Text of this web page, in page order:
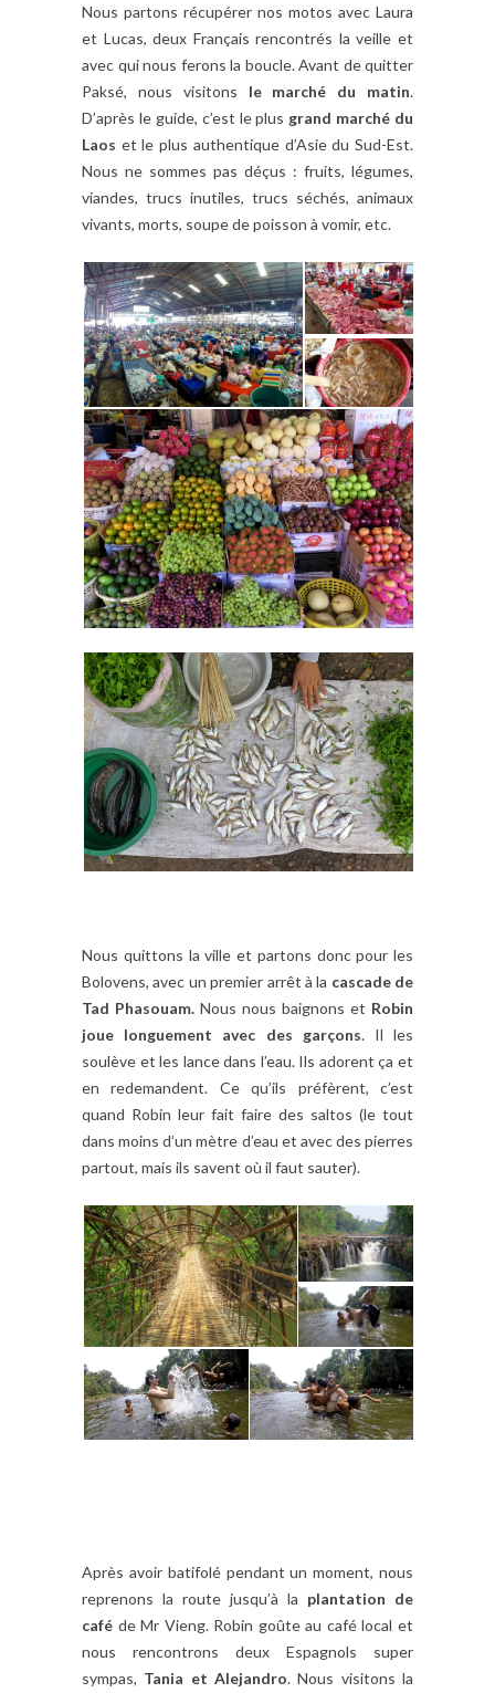
Nous partons récupérer nos motos avec Laura
et Lucas, deux Français rencontrés la veille et
avec qui nous ferons la boucle. Avant de quitter
Paksé, nous visitons le marché du matin.
D’après le guide, c’est le plus grand marché du
Laos et le plus authentique d’Asie du Sud-Est.
Nous ne sommes pas déçus : fruits, légumes,
viandes, trucs inutiles, trucs séchés, animaux
vivants, morts, soupe de poisson à vomir, etc.
Nous quittons la ville et partons donc pour les
Bolovens, avec un premier arrêt à la cascade de
Tad Phasouam. Nous nous baignons et Robin
joue longuement avec des garçons. Il les
soulève et les lance dans l’eau. Ils adorent ça et
en redemandent. Ce qu’ils préfèrent, c’est
quand Robin leur fait faire des saltos (le tout
dans moins d’un mètre d’eau et avec des pierres
partout, mais ils savent où il faut sauter).
Après avoir batifolé pendant un moment, nous
reprenons la route jusqu’à la plantation de
café de Mr Vieng. Robin goûte au café local et
nous rencontrons deux Espagnols super
sympas, Tania et Alejandro. Nous visitons la